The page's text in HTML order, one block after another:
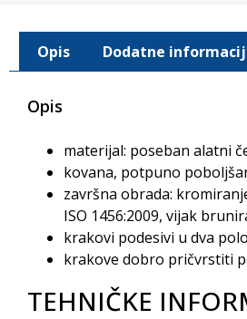
Opis Dodatne
Opis
materijal: poseban alatni
kovana, potpuno
završna obrada:
ISO 1456:2009, vijak
krakovi podesivi u dva
krakove dobro pričvrstiti
TEHNIČKE